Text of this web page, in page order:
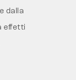
dalla
effetti